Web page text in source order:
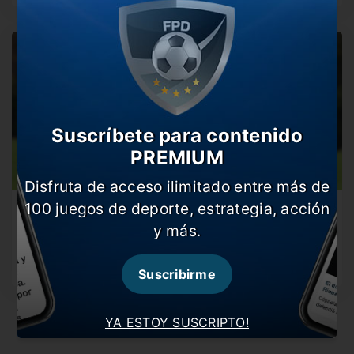
El ex Boca que quiere Monarriz
Ante la salida de Blandi y la ausencia de Gaich, afectado
al…
YA ESTOY SUSCRIPTO!
Suscríbete para contenido
PREMIUM
Disfruta de acceso ilimitado entre más de
100 juegos de deporte, estrategia, acción
y más.
Suscribirme